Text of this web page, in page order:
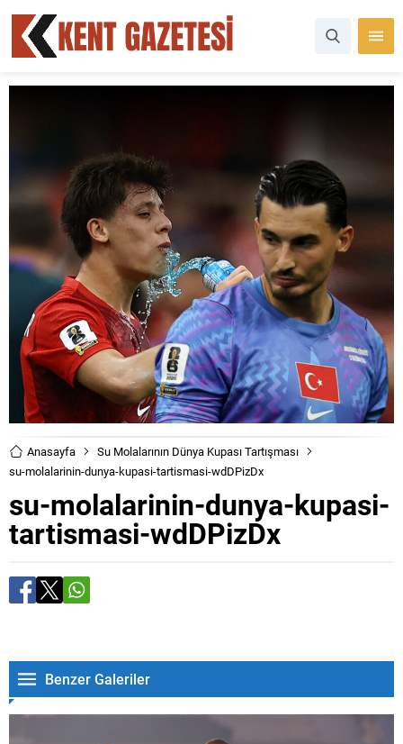
Anasayfa
Su Molalarının Dünya Kupası Tartışması
su-molalarinin-dunya-kupasi-tartismasi-wdDPizDx
su-molalarinin-dunya-kupasi-
tartismasi-wdDPizDx
Benzer Galeriler